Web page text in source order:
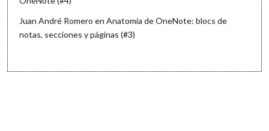
Juan André Romero enAnatomía de OneNote: blocs de
notas, secciones y páginas (#3)